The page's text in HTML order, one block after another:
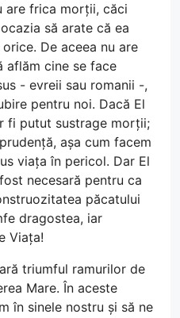
are frica morții, căci
să arate că ea
De aceea nu are
aflăm cine se face
- evreii sau romanii -,
pentru noi. Dacă El
fi putut sustrage morții;
așa cum facem
viața în pericol. Dar El
necesară pentru ca
păcatului
dragostea, iar
Viața!
triumful ramurilor de
Mare. În aceste
în sinele nostru și să ne